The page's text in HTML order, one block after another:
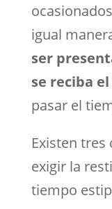
igual
ser
se reciba
pasar el
Existen tres
exigir la
tiempo